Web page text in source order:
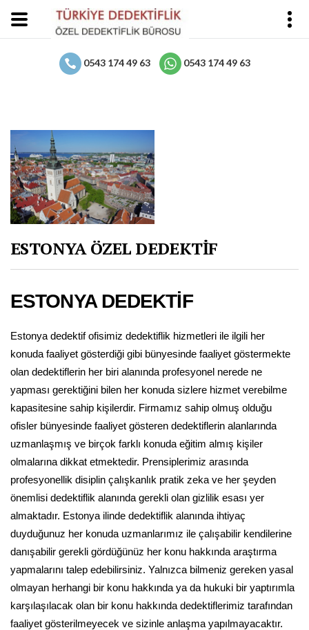
0543 174 49 63 0543 174 49 63
ESTONYA ÖZEL DEDEKTİF
ESTONYA DEDEKTİF
Estonya dedektif ofisimiz dedektiflik hizmetleri ile ilgili her
konuda faaliyet gösterdiği gibi bünyesinde faaliyet göstermekte
olan dedektiflerin her biri alanında profesyonel nerede ne
yapması gerektiğini bilen her konuda sizlere hizmet verebilme
kapasitesine sahip kişilerdir. Firmamız sahip olmuş olduğu
ofisler bünyesinde faaliyet gösteren dedektiflerin alanlarında
uzmanlaşmış ve birçok farklı konuda eğitim almış kişiler
olmalarına dikkat etmektedir. Prensiplerimiz arasında
profesyonellik disiplin çalışkanlık pratik zeka ve her şeyden
önemlisi dedektiflik alanında gerekli olan gizlilik esası yer
almaktadır. Estonya ilinde dedektiflik alanında ihtiyaç
duyduğunuz her konuda uzmanlarımız ile çalışabilir kendilerine
danışabilir gerekli gördüğünüz her konu hakkında araştırma
yapmalarını talep edebilirsiniz. Yalnızca bilmeniz gereken yasal
olmayan herhangi bir konu hakkında ya da hukuki bir yaptırımla
karşılaşılacak olan bir konu hakkında dedektiflerimiz tarafından
faaliyet gösterilmeyecek ve sizinle anlaşma yapılmayacaktır.